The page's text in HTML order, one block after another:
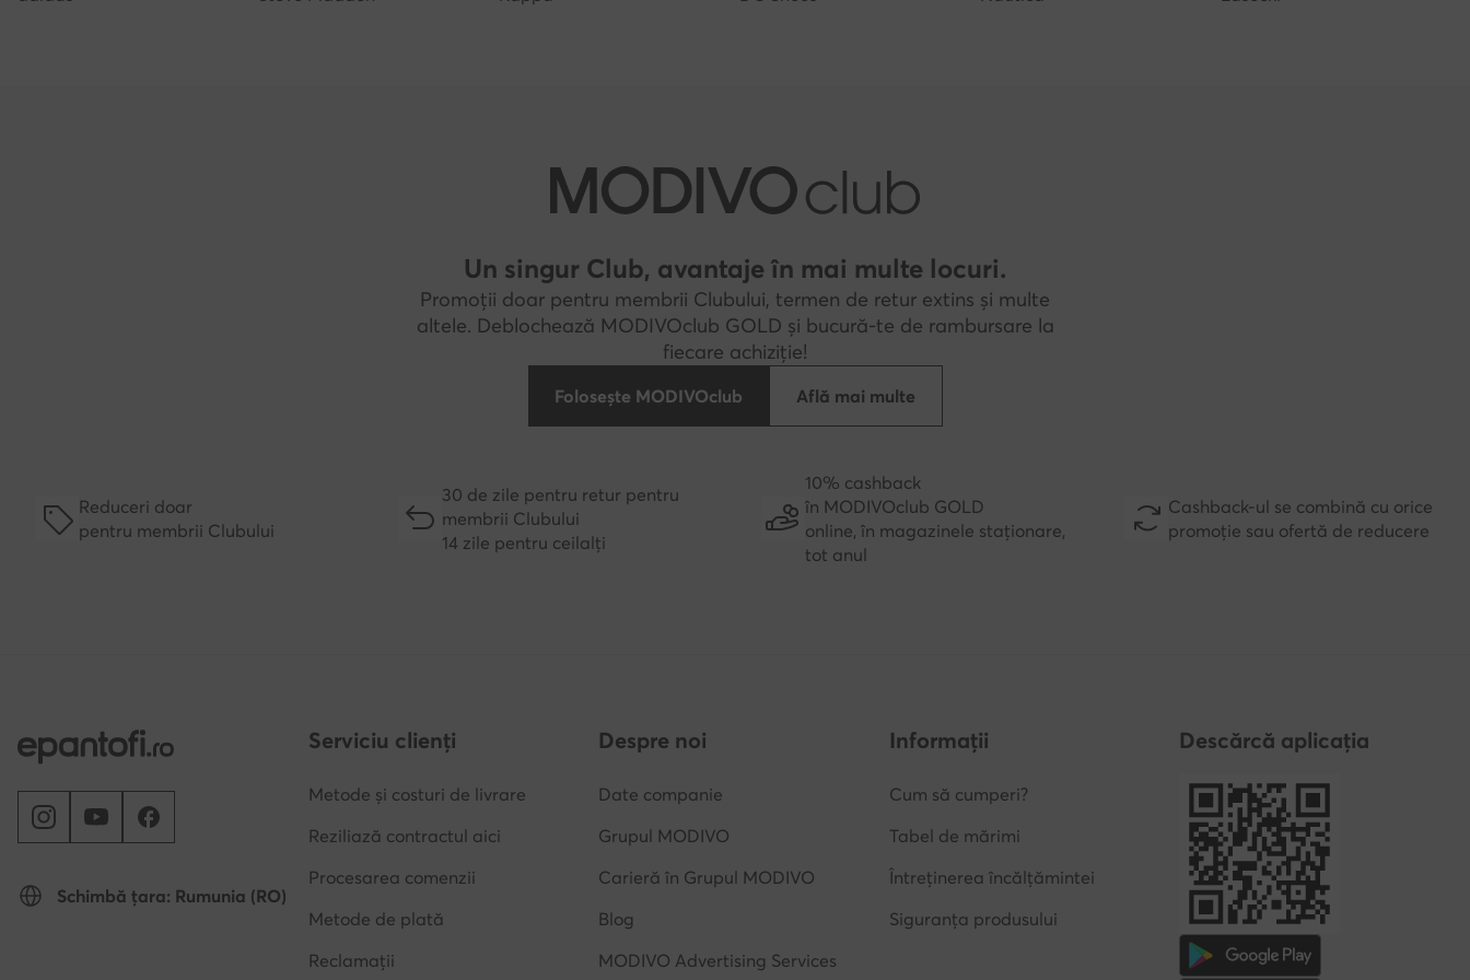
Un singur Club, avantaje în mai multe locuri.
Promoții doar pentru membrii Clubului, termen de retur extins și multe
altele. Deblochează MODIVOclub GOLD și bucură-te de rambursare la
fiecare achiziție!
Folosește MODIVOclub Află mai multe
Reduceri doar
pentru membrii Clubului
30 de zile pentru retur pentru
membrii Clubului
14 zile pentru ceilalți
10% cashback
în MODIVOclub GOLD
online, în magazinele staționare,
tot anul
Cashback-ul se combină cu orice
promoție sau ofertă de reducere
Schimbă țara: Rumunia (RO)
Serviciu clienți
Metode și costuri de livrare
Reziliază contractul aici
Procesarea comenzii
Metode de plată
Reclamații
Despre noi
Date companie
Grupul MODIVO
Carieră în Grupul MODIVO
Blog
MODIVO Advertising Services
Informații
Cum să cumperi?
Tabel de mărimi
Întreținerea încălțămintei
Siguranța produsului
Descărcă aplicația